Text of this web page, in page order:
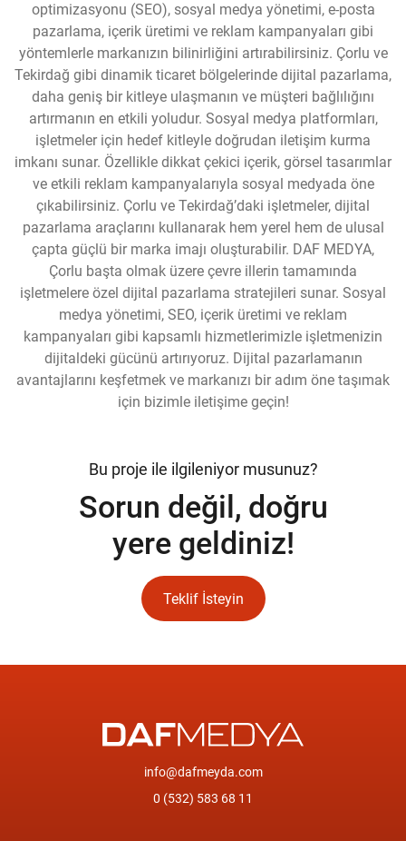
optimizasyonu (SEO), sosyal medya yönetimi, e-posta
pazarlama, içerik üretimi ve reklam kampanyaları gibi
yöntemlerle markanızın bilinirliğini artırabilirsiniz. Çorlu ve
Tekirdağ gibi dinamik ticaret bölgelerinde dijital pazarlama,
daha geniş bir kitleye ulaşmanın ve müşteri bağlılığını
artırmanın en etkili yoludur. Sosyal medya platformları,
işletmeler için hedef kitleyle doğrudan iletişim kurma
imkanı sunar. Özellikle dikkat çekici içerik, görsel tasarımlar
ve etkili reklam kampanyalarıyla sosyal medyada öne
çıkabilirsiniz. Çorlu ve Tekirdağ’daki işletmeler, dijital
pazarlama araçlarını kullanarak hem yerel hem de ulusal
çapta güçlü bir marka imajı oluşturabilir. DAF MEDYA,
Çorlu başta olmak üzere çevre illerin tamamında
işletmelere özel dijital pazarlama stratejileri sunar. Sosyal
medya yönetimi, SEO, içerik üretimi ve reklam
kampanyaları gibi kapsamlı hizmetlerimizle işletmenizin
dijitaldeki gücünü artırıyoruz. Dijital pazarlamanın
avantajlarını keşfetmek ve markanızı bir adım öne taşımak
için bizimle iletişime geçin!
Bu proje ile ilgileniyor musunuz?
Sorun değil, doğru
yere geldiniz!
Teklif İsteyin
info@dafmeyda.com
0 (532) 583 68 11